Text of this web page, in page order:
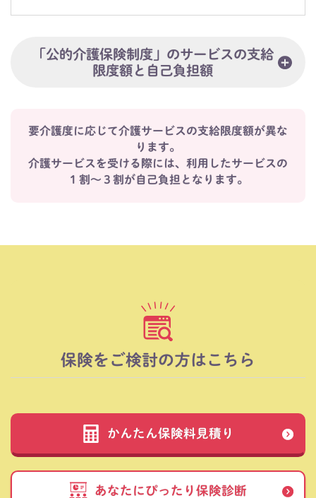
「公的介護保険制度」のサービスの支給
限度額と自己負担額
要介護度に応じて介護サービスの支給限度額が異な
ります。
介護サービスを受ける際には、利用したサービスの
１割～３割が自己負担となります。
保険をご検討の方はこちら
かんたん保険料見積り
あなたにぴったり保険診断